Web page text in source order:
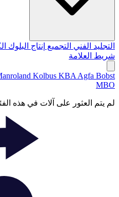
التجليد الفني التجميع إنتاج البلوك
شريط العلامة
Kolbus KBA Agfa Bobst
MBO
لم يتم العثور على آلات في هذه